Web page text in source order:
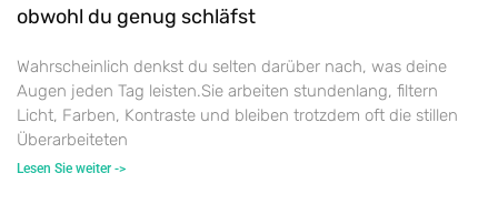
obwohl du genug schläfst
Wahrscheinlich denkst du selten darüber nach, was deine
Augen jeden Tag leisten.Sie arbeiten stundenlang, filtern
Licht, Farben, Kontraste und bleiben trotzdem oft die stillen
Überarbeiteten
Lesen Sie weiter ->